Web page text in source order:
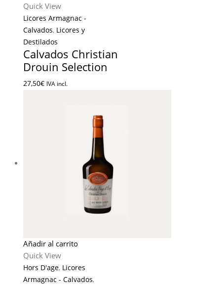
Quick View
Licores Armagnac -
Calvados, Licores y
Destilados
Calvados Christian
Drouin Selection
27,50€ IVA incl.
Añadir al carrito
Quick View
Hors D'age, Licores
Armagnac - Calvados,